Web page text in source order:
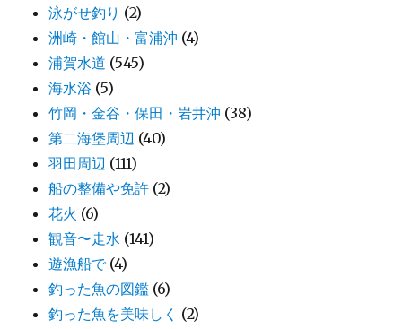
泳がせ釣り (2)
洲崎・館山・富浦沖 (4)
浦賀水道 (545)
海水浴 (5)
竹岡・金谷・保田・岩井沖 (38)
第二海堡周辺 (40)
羽田周辺 (111)
船の整備や免許 (2)
花火 (6)
観音〜走水 (141)
遊漁船で(4)
釣った魚の図鑑 (6)
釣った魚を美味しく (2)